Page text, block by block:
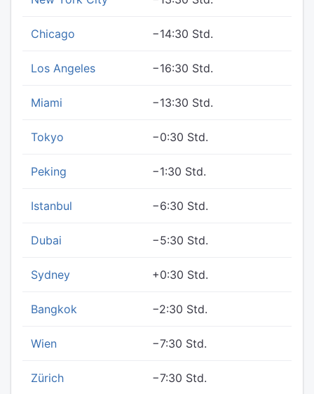
Chicago −14:30 Std.
Los Angeles −16:30 Std.
Miami −13:30 Std.
Tokyo −0:30 Std.
Peking −1:30 Std.
Istanbul −6:30 Std.
Dubai −5:30 Std.
Sydney +0:30 Std.
Bangkok −2:30 Std.
Wien −7:30 Std.
Zürich −7:30 Std.